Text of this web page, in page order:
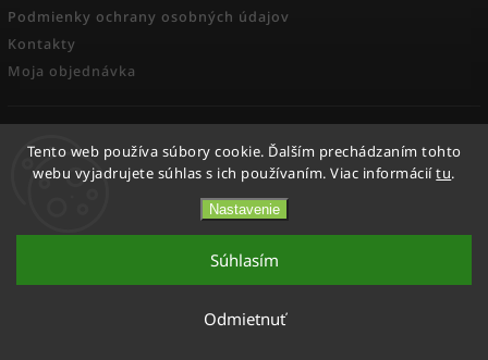
Tento web používa súbory cookie. Ďalším prechádzaním tohto
webu vyjadrujete súhlas s ich používaním. Viac informáciítu.
Nastavenie
Odmietnuť
Súhlasím
Podmienky ochrany osobných údajov
Kontakty
Moja objednávka
FACEBOOK
Copyright 2026Activesport. Všetky práva vyhradené.
Shoptet| Design